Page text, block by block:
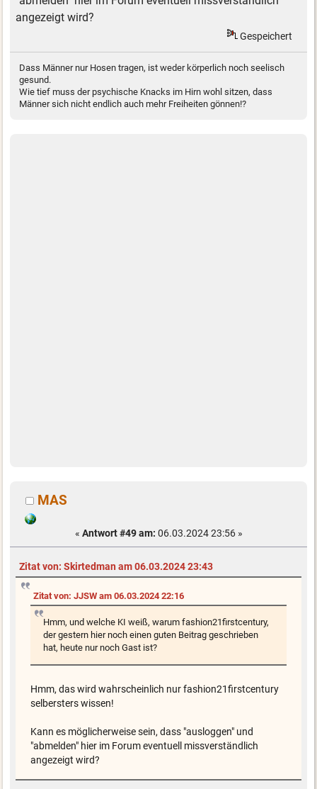
angezeigt wird?
Gespeichert
Dass Männer nur Hosen tragen, ist weder körperlich noch seelisch
gesund.
Wie tief muss der psychische Knacks im Hirn wohl sitzen, dass
Männer sich nicht endlich auch mehr Freiheiten gönnen!?
MAS
« Antwort #49 am: 06.03.2024 23:56 »
Zitat von: Skirtedman am 06.03.2024 23:43
Zitat von: JJSW am 06.03.2024 22:16
Hmm, und welche KI weiß, warum fashion21firstcentury,
der gestern hier noch einen guten Beitrag geschrieben
hat, heute nur noch Gast ist?
Hmm, das wird wahrscheinlich nur fashion21firstcentury
selbersters wissen!
Kann es möglicherweise sein, dass "ausloggen" und
"abmelden" hier im Forum eventuell missverständlich
angezeigt wird?